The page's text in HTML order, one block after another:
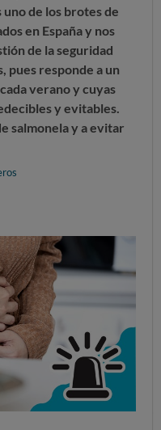
uno de los brotes de
en España y nos
de la seguridad
pues responde a un
verano y cuyas
y evitables.
salmonela y a evitar